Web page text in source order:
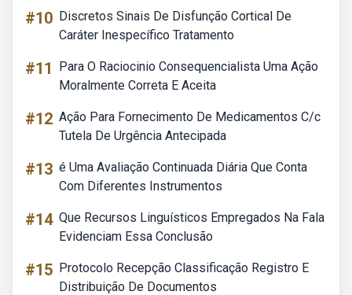
#10 Discretos Sinais De Disfunção Cortical De
Caráter Inespecífico Tratamento
#11
Para O Raciocinio Consequencialista Uma Ação
Moralmente Correta E Aceita
#12 Ação Para Fornecimento De Medicamentos C/c
Tutela De Urgência Antecipada
#13 é Uma Avaliação Continuada Diária Que Conta
Com Diferentes Instrumentos
#14 Que Recursos Linguísticos Empregados Na Fala
Evidenciam Essa Conclusão
#15 Protocolo Recepção Classificação Registro E
Distribuição De Documentos